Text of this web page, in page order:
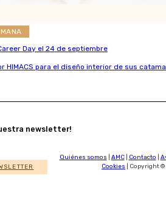
Day el 24 de septiembre
HIMACS para el diseño interior de sus
newsletter!
Quiénes somos AMC| Contacto
Cookies | Copyright